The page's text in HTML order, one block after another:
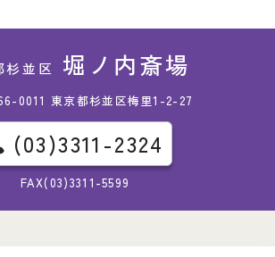
杉並区 堀ノ内斎場
0011 東京都杉並区梅里1-2-27
(03)3311-2324
FAX(03)3311-5599